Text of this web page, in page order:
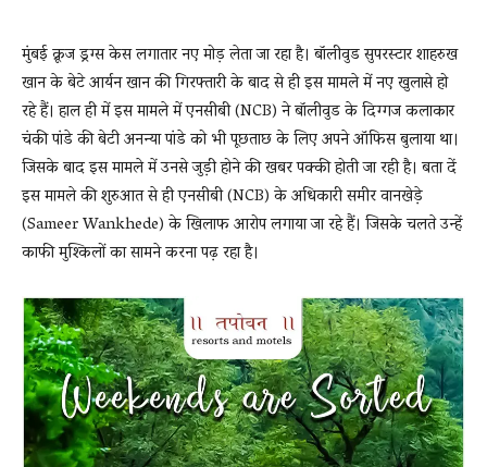
News
LIVE
मुंबई क्रूज ड्रग्स केस लगातार नए मोड़ लेता जा रहा है। बॉलीवुड सुपरस्टार शाहरुख
खान के बेटे आर्यन खान की गिरफ्तारी के बाद से ही इस मामले में नए खुलासे हो
रहे हैं। हाल ही में इस मामले में एनसीबी (NCB) ने बॉलीवुड के दिग्गज कलाकार
चंकी पांडे की बेटी अनन्या पांडे को भी पूछताछ के लिए अपने ऑफिस बुलाया था।
जिसके बाद इस मामले में उनसे जुड़ी होने की खबर पक्की होती जा रही है। बता दें
इस मामले की शुरुआत से ही एनसीबी (NCB) के अधिकारी समीर वानखेड़े
(Sameer Wankhede) के खिलाफ आरोप लगाया जा रहे हैं। जिसके चलते उन्हें
काफी मुश्किलों का सामने करना पढ़ रहा है।